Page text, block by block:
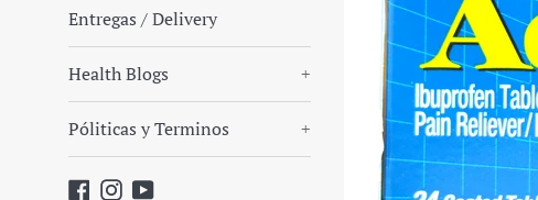
Entregas / Delivery
Health Blogs +
Póliticas y Terminos +
Facebook
Instagram
YouTube